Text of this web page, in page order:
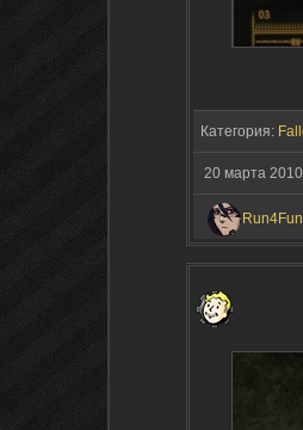
Категория:
20 марта 2010
Run4Fun